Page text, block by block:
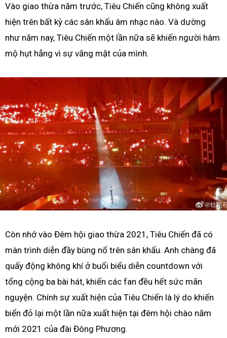
Vào giao thừa năm trước, Tiêu Chiến cũng không xuất
hiện trên bất kỳ các sân khấu âm nhạc nào. Và dường
như năm nay, Tiêu Chiến một lần nữa sẽ khiến người hâm
mộ hụt hẫng vì sự vắng mặt của mình.
Còn nhớ vào Đêm hội giao thừa 2021, Tiêu Chiến đã có
màn trình diễn đầy bùng nổ trên sân khấu. Anh chàng đã
quấy động không khí ở buổi biểu diễn countdown với
tổng cộng ba bài hát, khiến các fan đều hết sức mãn
nguyện. Chính sự xuất hiện của Tiêu Chiến là lý do khiến
biển đỏ lại một lần nữa xuất hiện tại đêm hội chào năm
mới 2021 của đài Đông Phương.